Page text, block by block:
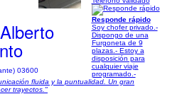
03600
Responde rápido
Soy chofer privado.-
Dispongo de una
Furgoneta de 9
plazas.- Estoy a
disposición para
cualquier viaje
programado.-
fluida y la puntualidad. Un gran
trayectos."